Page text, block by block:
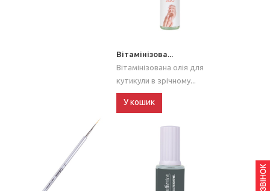
Вітамінізова...
Вітамінізована олія для
кутикули в зрічному...
У кошик